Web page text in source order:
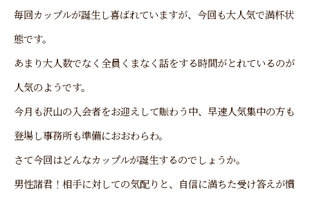
毎回カップルが誕生し喜ばれていますが、今回も大人気で満杯状
態です。
あまり大人数でなく全員くまなく話をする時間がとれているのが
人気のようです。
今月も沢山の入会者をお迎えして賑わう中、早速人気集中の方も
登場し事務所も準備におおわらわ。
さて今回はどんなカップルが誕生するのでしょうか。
男性諸君！相手に対しての気配りと、自信に満ちた受け答えが慣